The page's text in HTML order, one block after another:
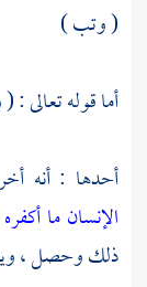
( وتب )
أما قوله
أحدها : أنه
الإنسان ما
ذلك وحصل ،